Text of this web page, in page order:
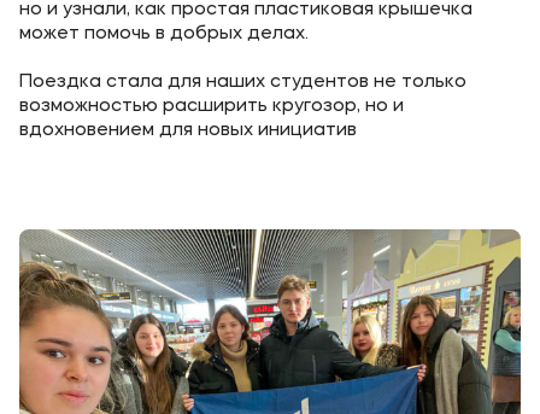
Приемная комиссия
+7 (495) 221-10-01
+7 (800) 200-80-66
Об образовательной организации
Банковские реквизиты
Мы в соцсетях
но и узнали, как простая пластиковая крышечка
может помочь в добрых делах.
Поездка стала для наших студентов не только
возможностью расширить кругозор, но и
вдохновением для новых инициатив